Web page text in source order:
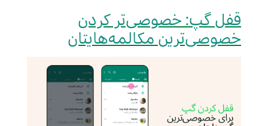
قفل گپ: خصوصی‌تر کردن
خصوصی‌ترین مکالمه‌هایتان